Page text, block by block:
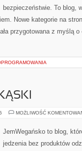
bezpieczeństwie. To blog,
Nowe kategorie na
przygotowana z myślą
MOŻLIWOŚĆ
JemWegańsko to blog,
jedzenia bez produktów